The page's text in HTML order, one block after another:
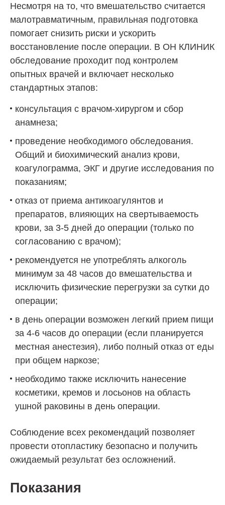
Несмотря на то, что вмешательство считается
малотравматичным, правильная подготовка
помогает снизить риски и ускорить
восстановление после операции. В ОН КЛИНИК
обследование проходит под контролем
опытных врачей и включает несколько
стандартных этапов:
консультация с врачом-хирургом и сбор
анамнеза;
проведение необходимого обследования.
Общий и биохимический анализ крови,
коагулограмма, ЭКГ и другие исследования по
показаниям;
отказ от приема антикоагулянтов и
препаратов, влияющих на свертываемость
крови, за 3-5 дней до операции (только по
согласованию с врачом);
рекомендуется не употреблять алкоголь
минимум за 48 часов до вмешательства и
исключить физические перегрузки за сутки до
операции;
в день операции возможен легкий прием пищи
за 4-6 часов до операции (если планируется
местная анестезия), либо полный отказ от еды
при общем наркозе;
необходимо также исключить нанесение
косметики, кремов и лосьонов на область
ушной раковины в день операции.
Соблюдение всех рекомендаций позволяет
провести отопластику безопасно и получить
ожидаемый результат без осложнений.
Показания